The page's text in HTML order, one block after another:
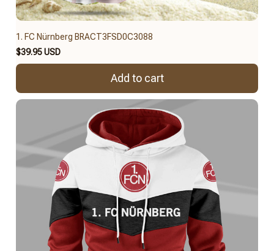
1. FC Nürnberg BRACT3FSD0C3088
$39.95 USD
Add to cart